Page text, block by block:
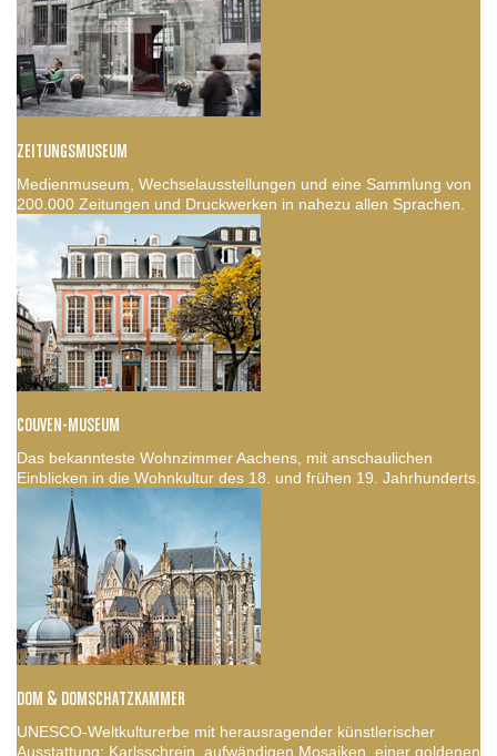
ZEITUNGSMUSEUM
Medienmuseum, Wechselausstellungen und eine Sammlung von
200.000 Zeitungen und Druckwerken in nahezu allen Sprachen.
COUVEN-MUSEUM
Das bekannteste Wohnzimmer Aachens, mit anschaulichen
Einblicken in die Wohnkultur des 18. und frühen 19. Jahrhunderts.
DOM & DOMSCHATZKAMMER
UNESCO-Weltkulturerbe mit herausragender künstlerischer
Ausstattung: Karlsschrein, aufwändigen Mosaiken, einer goldenen